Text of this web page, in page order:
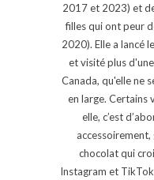
2017 et 2023) et
filles qui ont peur
2020). Elle a lancé
et visité plus
Canada, qu'elle ne
en large. Certains
elle, c’est
chocolat qui
Instagram et